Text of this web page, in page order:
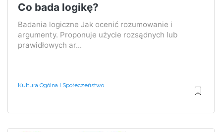
Co bada logikę?
Badania logiczne Jak ocenić rozumowanie i
argumenty. Proponuje użycie rozsądnych lub
prawidłowych ar...
Kultura Ogólna I Społeczeństwo